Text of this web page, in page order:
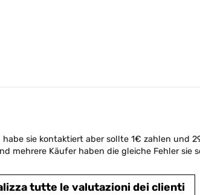
sie kontaktiert aber sollte 1€ zahlen und
mehrere Käufer haben die gleiche Fehler sie
tutte le valutazioni dei clienti